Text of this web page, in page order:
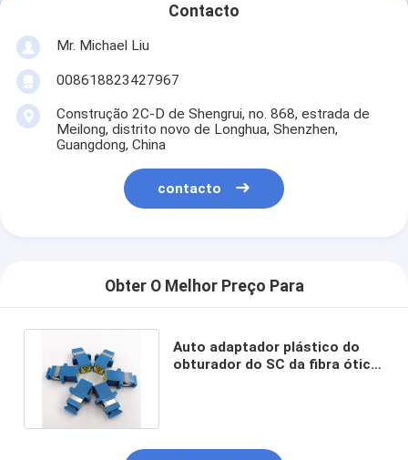
Contacto
Mr. Michael Liu
008618823427967
Construção 2C-D de Shengrui, no. 868, estrada de
Meilong, distrito novo de Longhua, Shenzhen,
Guangdong, China
contacto
Obter O Melhor Preço Para
Auto adaptador plástico do
obturador do SC da fibra ótica